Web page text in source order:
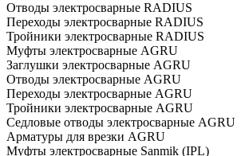
Отводы электросварные RADIUS
Переходы электросварные RADIUS
Тройники электросварные RADIUS
Муфты электросварные AGRU
Заглушки электросварные AGRU
Отводы электросварные AGRU
Переходы электросварные AGRU
Тройники электросварные AGRU
Седловые отводы электросварные AGRU
Арматуры для врезки AGRU
Муфты электросварные Sanmik (IPL)